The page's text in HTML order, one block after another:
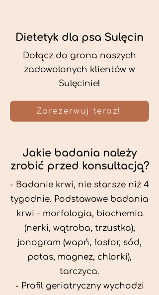
Dietetyk dla psa Sulęcin
Dołącz do grona naszych
zadowolonych klientów w
Sulęcinie!
Zarezerwuj teraz!
Jakie badania należy
zrobić przed konsultacją?
- Badanie krwi, nie starsze niż 4
tygodnie. Podstawowe badania
krwi - morfologia, biochemia
(nerki, wątroba, trzustka),
jonogram (wapń, fosfor, sód,
potas, magnez, chlorki),
tarczyca.
- Profil geriatryczny wychodzi